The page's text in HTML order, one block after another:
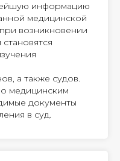
информацию
медицинской
возникновении
а также судов.
медицинским
документы
в суд.